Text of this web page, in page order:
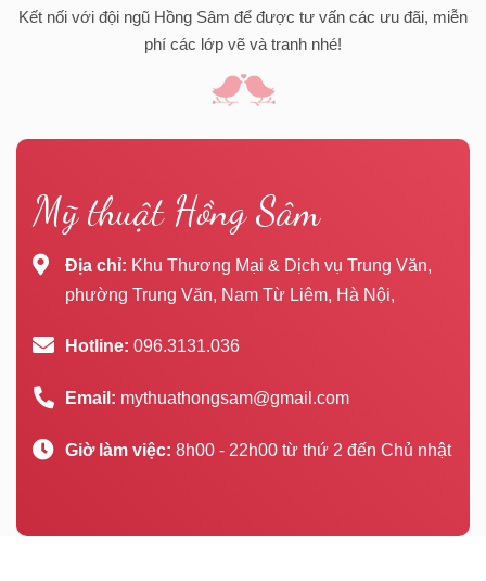
Kết nối với đội ngũ Hồng Sâm để được tư vấn các ưu đãi, miễn
phí các lớp vẽ và tranh nhé!
Mỹ thuật Hồng Sâm
Địa chỉ: Khu Thương Mại & Dịch vụ Trung Văn,
phường Trung Văn, Nam Từ Liêm, Hà Nội,
Hotline: 096.3131.036
Email: mythuathongsam@gmail.com
Giờ làm việc: 8h00 - 22h00 từ thứ 2 đến Chủ nhật